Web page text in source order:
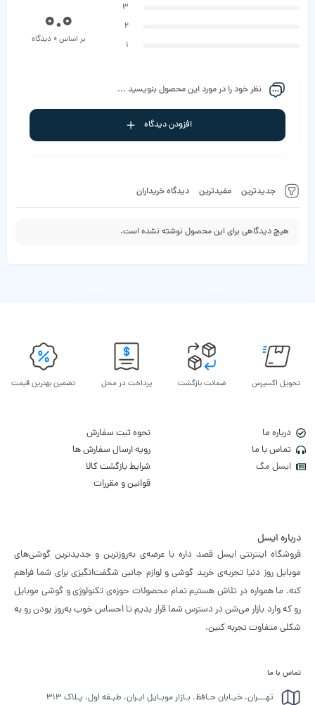
جدیدترین مفیدترین دیدگاه خریداران
هیچ دیدگاهی برای این محصول نوشته نشده است.
3
2
1
0.0
بر اساس 0 دیدگاه
نظر خود را در مورد این محصول بنویسید ...
افزودن دیدگاه
تحویل اکسپرس ضمانت بازگشت پرداخت در محل تضمین بهترین قیمت
درباره ما
تماس با ما
ایسل مگ
نحوه ثبت سفارش
رویه ارسال سفارش ها
شرایط بازگشت کالا
قوانین و مقررات
درباره ایسل
فروشگاه اینترنتی ایسل قصد داره با عرضه‌ی به‌روزترین و جدیدترین گوشی‌های
موبایل روز دنیا تجربه‌ی خرید گوشی و لوازم جانبی شگفت‌انگیزی برای شما فراهم
کنه. ما همواره در تلاش هستیم تمام محصولات حوزه‌ی تکنولوژی و گوشی موبایل
رو که وارد بازار می‌شن در دسترس شما قرار بدیم تا احساس خوب به‌روز بودن رو به
شکلی متفاوت تجربه کنین.
تماس با ما
تهـــران، خیـابان حـافظ، بـازار موبـایل ایـران، طبـقه اول، پـلاک ۳۱۳